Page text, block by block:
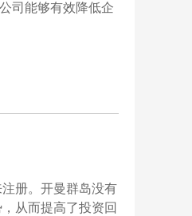
司能够有效降低企
册。开曼群岛没有
从而提高了投资回